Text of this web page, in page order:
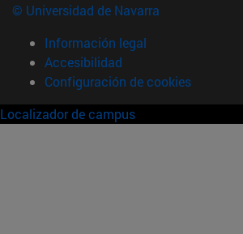
© Universidad de Navarra
Información legal
Accesibilidad
Configuración de cookies
Localizador de campus